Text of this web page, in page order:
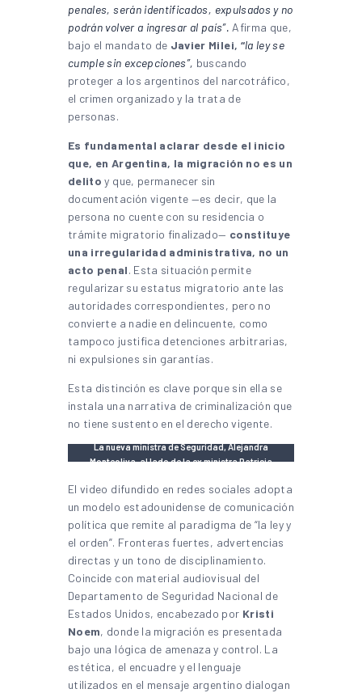
penales, serán identificados, expulsados y no
podrán volver a ingresar al país”. Afirma que,
bajo el mandato de Javier Milei, “la ley se
cumple sin excepciones”, buscando
proteger a los argentinos del narcotráfico,
el crimen organizado y la trata de
personas.
Es fundamental aclarar desde el inicio
que, en Argentina, la migración no es un
delito y que, permanecer sin
documentación vigente —es decir, que la
persona no cuente con su residencia o
trámite migratorio finalizado— constituye
una irregularidad administrativa, no un
acto penal. Esta situación permite
regularizar su estatus migratorio ante las
autoridades correspondientes, pero no
convierte a nadie en delincuente, como
tampoco justifica detenciones arbitrarias,
ni expulsiones sin garantías.
Esta distinción es clave porque sin ella se
instala una narrativa de criminalización que
no tiene sustento en el derecho vigente.
La nueva ministra de Seguridad, Alejandra
Monteoliva, al lado de la ex ministra Patricia
El video difundido en redes sociales adopta
un modelo estadounidense de comunicación
política que remite al paradigma de “la ley y
el orden”. Fronteras fuertes, advertencias
directas y un tono de disciplinamiento.
Coincide con material audiovisual del
Departamento de Seguridad Nacional de
Estados Unidos, encabezado por Kristi
Noem, donde la migración es presentada
bajo una lógica de amenaza y control. La
estética, el encuadre y el lenguaje
utilizados en el mensaje argentino dialogan